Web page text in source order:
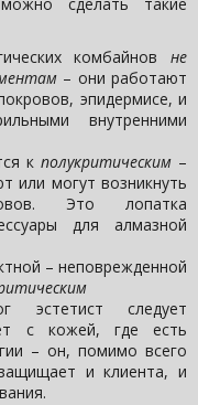
комбайнов не
– они работают
эпидермисе, и
внутренними
к полукритическим –
или могут возникнуть
Это лопатка
для алмазной
– неповрежденной
эстетист следует
с кожей, где есть
– он, помимо всего
и клиента, и